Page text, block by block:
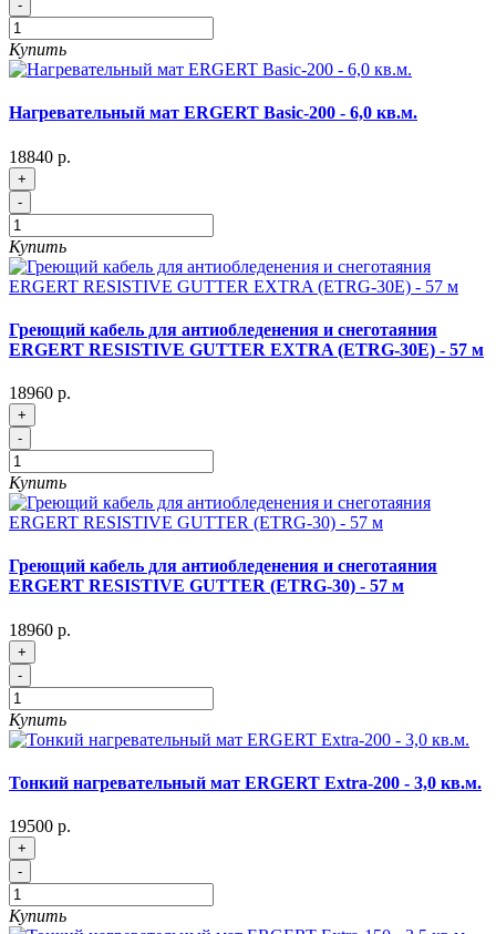
-
Купить
Нагревательный мат ERGERT Basic-200 - 6,0 кв.м.
18840 р.
+
-
Купить
Греющий кабель для антиобледенения и снеготаяния
ERGERT RESISTIVE GUTTER EXTRA (ETRG-30E) - 57 м
18960 р.
+
-
Купить
Греющий кабель для антиобледенения и снеготаяния
ERGERT RESISTIVE GUTTER (ETRG-30) - 57 м
18960 р.
+
-
Купить
Тонкий нагревательный мат ERGERT Extra-200 - 3,0 кв.м.
19500 р.
+
-
Купить